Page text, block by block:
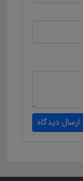
ارسال دیدگاه